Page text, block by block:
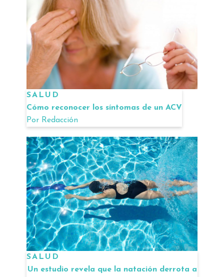
SALUD
Cómo reconocer los síntomas de un ACV
Por Redacción
SALUD
Un estudio revela que la natación derrota a